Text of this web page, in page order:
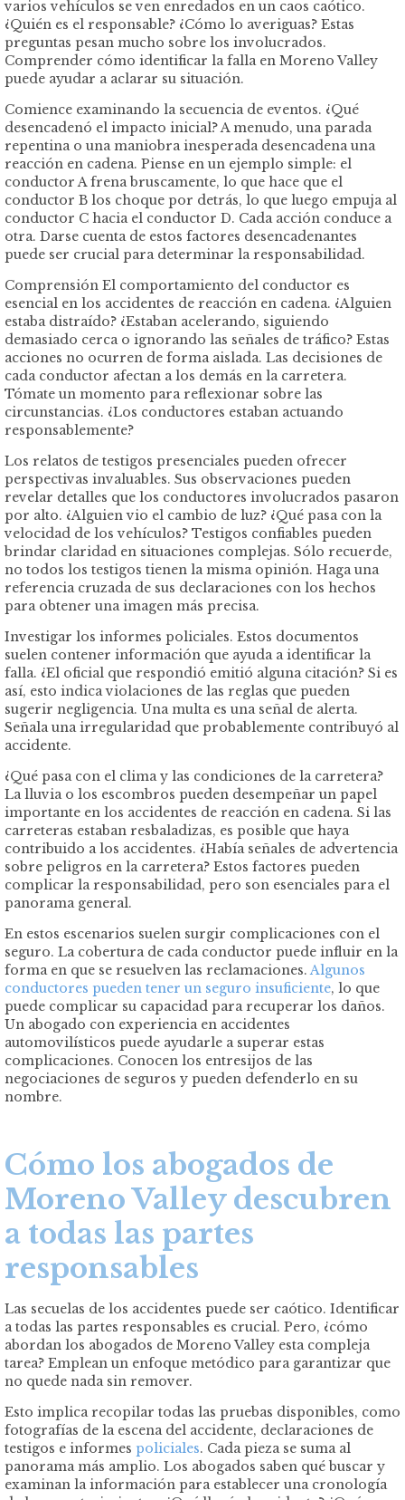
varios vehículos se ven enredados en un caos caótico.
¿Quién es el responsable? ¿Cómo lo averiguas? Estas
preguntas pesan mucho sobre los involucrados.
Comprender cómo identificar la falla en Moreno Valley
puede ayudar a aclarar su situación.
Comience examinando la secuencia de eventos. ¿Qué
desencadenó el impacto inicial? A menudo, una parada
repentina o una maniobra inesperada desencadena una
reacción en cadena. Piense en un ejemplo simple: el
conductor A frena bruscamente, lo que hace que el
conductor B los choque por detrás, lo que luego empuja al
conductor C hacia el conductor D. Cada acción conduce a
otra. Darse cuenta de estos factores desencadenantes
puede ser crucial para determinar la responsabilidad.
Comprensión El comportamiento del conductor es
esencial en los accidentes de reacción en cadena. ¿Alguien
estaba distraído? ¿Estaban acelerando, siguiendo
demasiado cerca o ignorando las señales de tráfico? Estas
acciones no ocurren de forma aislada. Las decisiones de
cada conductor afectan a los demás en la carretera.
Tómate un momento para reflexionar sobre las
circunstancias. ¿Los conductores estaban actuando
responsablemente?
Los relatos de testigos presenciales pueden ofrecer
perspectivas invaluables. Sus observaciones pueden
revelar detalles que los conductores involucrados pasaron
por alto. ¿Alguien vio el cambio de luz? ¿Qué pasa con la
velocidad de los vehículos? Testigos confiables pueden
brindar claridad en situaciones complejas. Sólo recuerde,
no todos los testigos tienen la misma opinión. Haga una
referencia cruzada de sus declaraciones con los hechos
para obtener una imagen más precisa.
Investigar los informes policiales. Estos documentos
suelen contener información que ayuda a identificar la
falla. ¿El oficial que respondió emitió alguna citación? Si es
así, esto indica violaciones de las reglas que pueden
sugerir negligencia. Una multa es una señal de alerta.
Señala una irregularidad que probablemente contribuyó al
accidente.
¿Qué pasa con el clima y las condiciones de la carretera?
La lluvia o los escombros pueden desempeñar un papel
importante en los accidentes de reacción en cadena. Si las
carreteras estaban resbaladizas, es posible que haya
contribuido a los accidentes. ¿Había señales de advertencia
sobre peligros en la carretera? Estos factores pueden
complicar la responsabilidad, pero son esenciales para el
panorama general.
En estos escenarios suelen surgir complicaciones con el
seguro. La cobertura de cada conductor puede influir en la
forma en que se resuelven las reclamaciones.Algunos
conductores pueden tener un seguro insuficiente, lo que
puede complicar su capacidad para recuperar los daños.
Un abogado con experiencia en accidentes
automovilísticos puede ayudarle a superar estas
complicaciones. Conocen los entresijos de las
negociaciones de seguros y pueden defenderlo en su
nombre.
Cómo los abogados de
Moreno Valley descubren
a todas las partes
responsables
Las secuelas de los accidentes puede ser caótico. Identificar
a todas las partes responsables es crucial. Pero, ¿cómo
abordan los abogados de Moreno Valley esta compleja
tarea? Emplean un enfoque metódico para garantizar que
no quede nada sin remover.
Esto implica recopilar todas las pruebas disponibles, como
fotografías de la escena del accidente, declaraciones de
testigos e informes policiales. Cada pieza se suma al
panorama más amplio. Los abogados saben qué buscar y
examinan la información para establecer una cronología